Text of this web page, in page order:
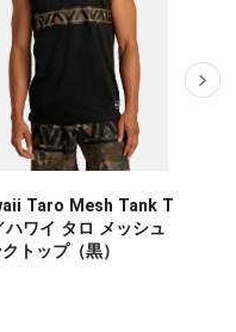
Taro Mesh Tank T
ハワイ タロ メッシュ
トップ（黒）